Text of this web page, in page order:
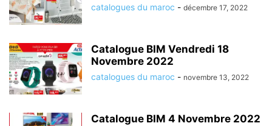
catalogues du maroc - décembre 17, 2022
Catalogue BIM Vendredi 18
Novembre 2022
catalogues du maroc - novembre 13, 2022
Catalogue BIM 4 Novembre 2022